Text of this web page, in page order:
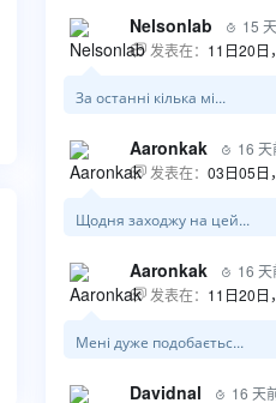
Nelsonlab  15
 发表在： 11日20日
За останні кілька мі...
Aaronkak  16 天
 发表在： 03日05日
Щодня заходжу на цей...
Aaronkak  16 天
 发表在： 11日20日
Мені дуже подобаєтьс...
Davidnal  16 天